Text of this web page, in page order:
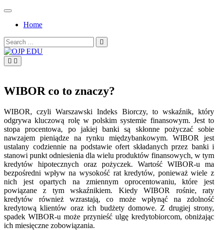
Skip
contentHome
Search
for:
WIBOR co to znaczy?
WIBOR, czyli Warszawski Indeks Biorczy, to wskaźnik, który
odgrywa kluczową rolę w polskim systemie finansowym. Jest to
stopa procentowa, po jakiej banki są skłonne pożyczać sobie
nawzajem pieniądze na rynku międzybankowym. WIBOR jest
ustalany codziennie na podstawie ofert składanych przez banki i
stanowi punkt odniesienia dla wielu produktów finansowych, w tym
kredytów hipotecznych oraz pożyczek. Wartość WIBOR-u ma
bezpośredni wpływ na wysokość rat kredytów, ponieważ wiele z
nich jest opartych na zmiennym oprocentowaniu, które jest
powiązane z tym wskaźnikiem. Kiedy WIBOR rośnie, raty
kredytów również wzrastają, co może wpłynąć na zdolność
kredytową klientów oraz ich budżety domowe. Z drugiej strony,
spadek WIBOR-u może przynieść ulgę kredytobiorcom, obniżając
ich miesięczne zobowiązania.